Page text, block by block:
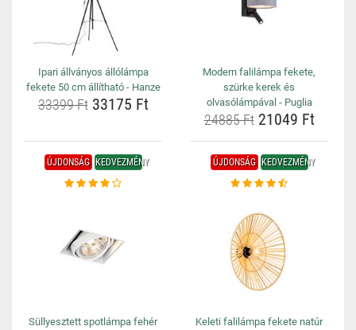
Ipari állványos állólámpa
fekete 50 cm állítható - Hanze
33399 Ft33175 Ft
Modern falilámpa fekete,
szürke kerek és
olvasólámpával - Puglia
24885 Ft21049 Ft
ÚJDONSÁG KEDVEZMÉNY
Süllyesztett spotlámpa fehér
ÚJDONSÁG KEDVEZMÉNY
Keleti falilámpa fekete natúr